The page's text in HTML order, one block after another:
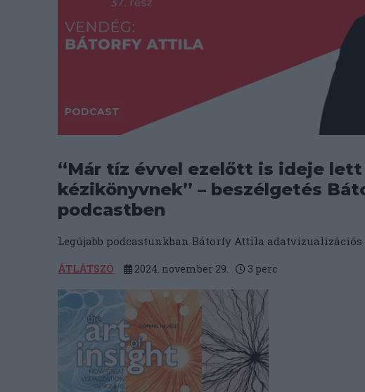
PODCAST
“Már tíz évvel ezelőtt is ideje
kézikönyvnek” – beszélgetés
podcastben
Legújabb podcastunkban Bátorfy Attila
ÁTLÁTSZÓ 2024. november 29. 3 perc